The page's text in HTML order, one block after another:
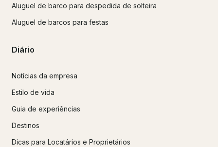
Aluguel de barco para despedida de solteira
Aluguel de barcos para festas
Diário
Notícias da empresa
Estilo de vida
Guia de experiências
Destinos
Dicas para Locatários e Proprietários